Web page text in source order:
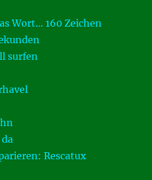
Wort… 160 Zeichen
surfen
Rescatux